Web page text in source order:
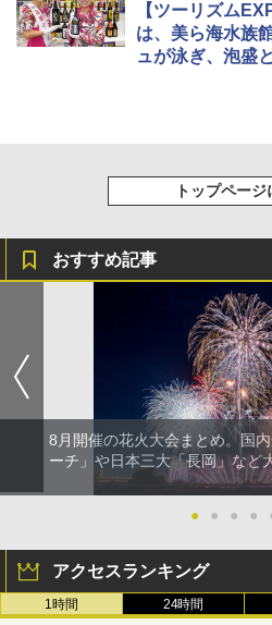
【ツーリズム
は、美ら海水族
ュが泳ぎ、泡盛
トップページ
おすすめ記事
8月開催の花火大会まとめ。国
ーチ」や日本三大「長岡」など
● ● ● ●
アクセスランキング
1時間 24時間